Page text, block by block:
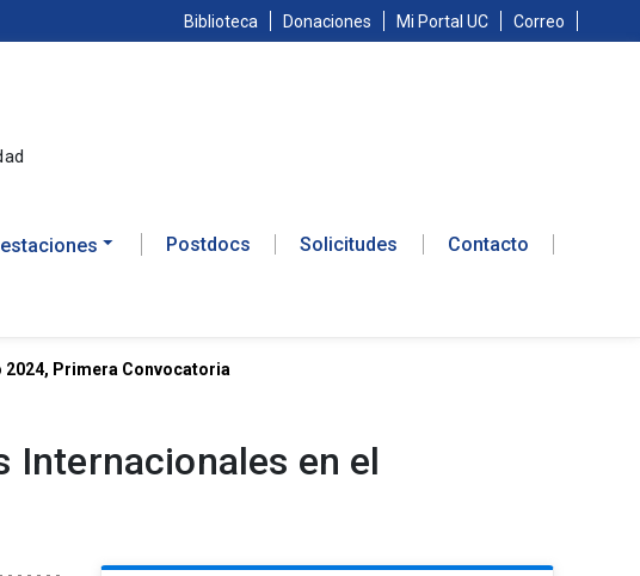
Biblioteca Donaciones Mi Portal UC Correo
Postdocs Solicitudes Contacto
2024, Primera Convocatoria
Internacionales en el